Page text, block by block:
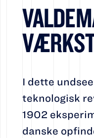
I dette
teknologisk
1902
danske